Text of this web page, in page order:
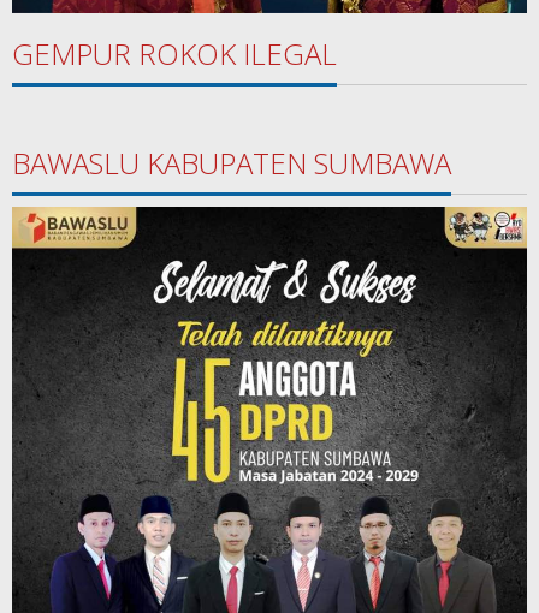
GEMPUR ROKOK ILEGAL
BAWASLU KABUPATEN SUMBAWA